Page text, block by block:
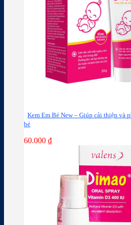
Kem Em Bé New – Giúp cải thiện và
bé
60.000 ₫